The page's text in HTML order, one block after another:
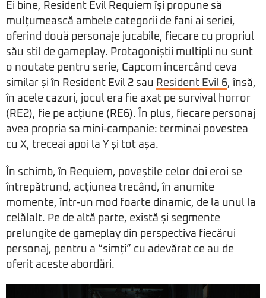
Ei bine, Resident Evil Requiem își propune să
mulțumească ambele categorii de fani ai seriei,
oferind două personaje jucabile, fiecare cu propriul
său stil de gameplay. Protagoniștii multipli nu sunt
o noutate pentru serie, Capcom încercând ceva
similar și în Resident Evil 2 sau Resident Evil 6, însă,
în acele cazuri, jocul era fie axat pe survival horror
(RE2), fie pe acțiune (RE6). În plus, fiecare personaj
avea propria sa mini-campanie: terminai povestea
cu X, treceai apoi la Y și tot așa.
În schimb, în Requiem, poveștile celor doi eroi se
întrepătrund, acțiunea trecând, în anumite
momente, într-un mod foarte dinamic, de la unul la
celălalt. Pe de altă parte, există și segmente
prelungite de gameplay din perspectiva fiecărui
personaj, pentru a “simți” cu adevărat ce au de
oferit aceste abordări.